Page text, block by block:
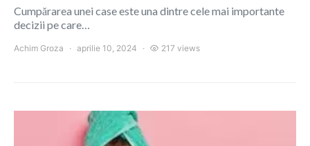
Cumpărarea unei case este una dintre cele mai importante
decizii pe care…
Achim Groza aprilie 10, 2024 217 views